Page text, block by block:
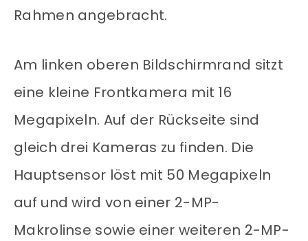
Rahmen angebracht.
Am linken oberen Bildschirmrand sitzt
eine kleine Frontkamera mit 16
Megapixeln. Auf der Rückseite sind
gleich drei Kameras zu finden. Die
Hauptsensor löst mit 50 Megapixeln
auf und wird von einer 2-MP-
Makrolinse sowie einer weiteren 2-MP-